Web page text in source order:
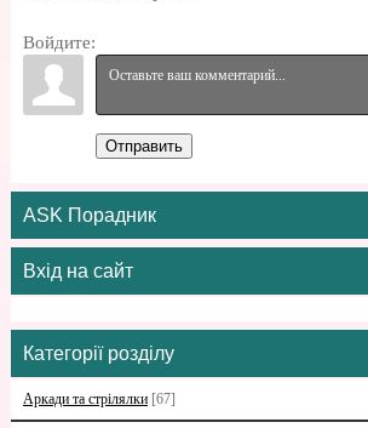
Войдите:
Отправить
ASK Порадник
Вхід на сайт
Категорії розділу
Аркади та стрілялки [67]